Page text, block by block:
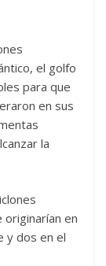
el golfo
para que
en sus
la
en
y dos en el